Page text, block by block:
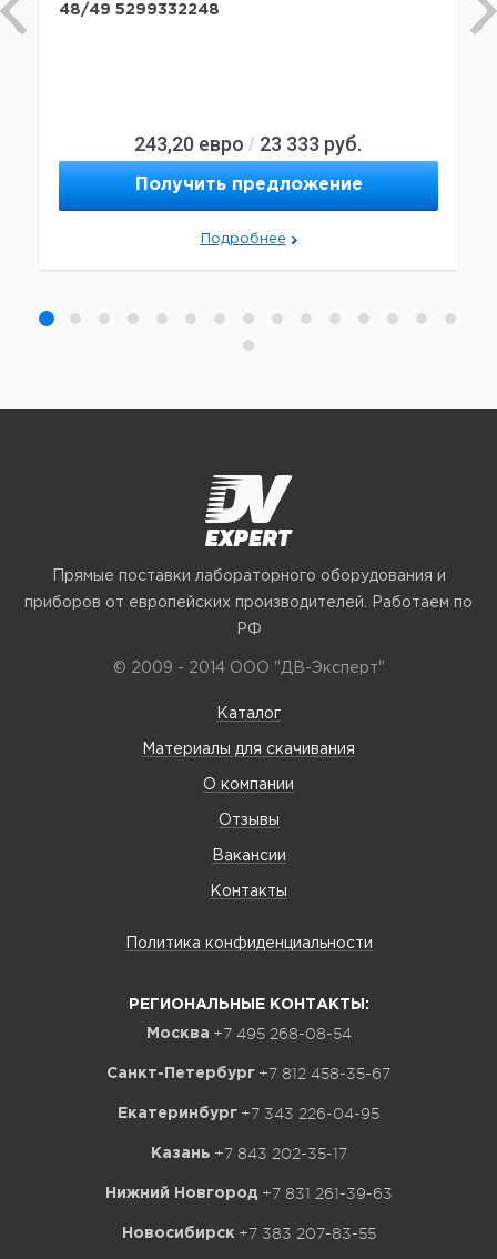
48/49 5299332248
243,20 евро / 23 333 руб.
Получить предложение
Подробнее
Прямые поставки лабораторного оборудования и
приборов от европейских производителей. Работаем по
РФ
© 2009 - 2014 ООО "ДВ-Эксперт"
Каталог
Материалы для скачивания
О компании
Отзывы
Вакансии
Контакты
Политика конфиденциальности
РЕГИОНАЛЬНЫЕ КОНТАКТЫ:
Москва +7 495 268-08-54
Санкт-Петербург +7 812 458-35-67
Екатеринбург +7 343 226-04-95
Казань +7 843 202-35-17
Нижний Новгород +7 831 261-39-63
Новосибирск +7 383 207-83-55